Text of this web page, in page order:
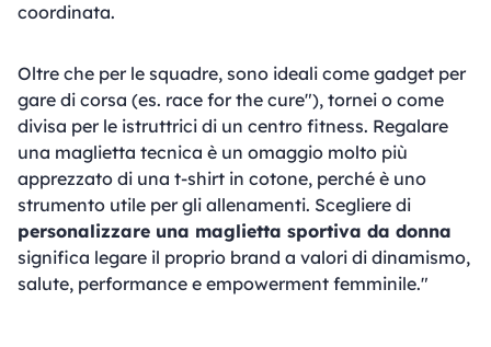
coordinata.
Oltre che per le squadre, sono ideali come gadget per
gare di corsa (es. race for the cure"), tornei o come
divisa per le istruttrici di un centro fitness. Regalare
una maglietta tecnica è un omaggio molto più
apprezzato di una t-shirt in cotone, perché è uno
strumento utile per gli allenamenti. Scegliere di
personalizzare una maglietta sportiva da donna
significa legare il proprio brand a valori di dinamismo,
salute, performance e empowerment femminile."